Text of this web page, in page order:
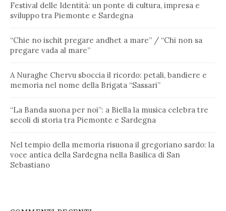
Festival delle Identità: un ponte di cultura, impresa e
sviluppo tra Piemonte e Sardegna
“Chie no ischit pregare andhet a mare” / “Chi non sa
pregare vada al mare”
A Nuraghe Chervu sboccia il ricordo: petali, bandiere e
memoria nel nome della Brigata “Sassari”
“La Banda suona per noi”: a Biella la musica celebra tre
secoli di storia tra Piemonte e Sardegna
Nel tempio della memoria risuona il gregoriano sardo: la
voce antica della Sardegna nella Basilica di San
Sebastiano